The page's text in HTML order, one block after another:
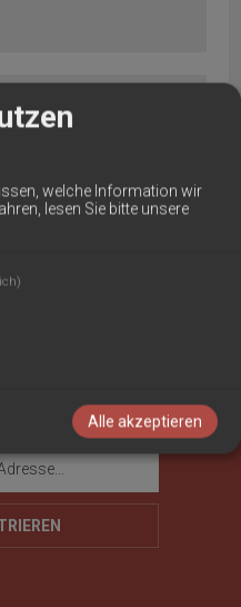
welche Information wir
lesen Sie bitte unsere
Alle akzeptieren